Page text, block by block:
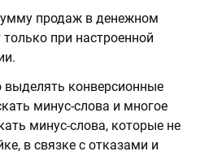
продаж в денежном
при настроенной
конверсионные
минус-слова и многое
минус-слова, которые не
в связке с отказами и